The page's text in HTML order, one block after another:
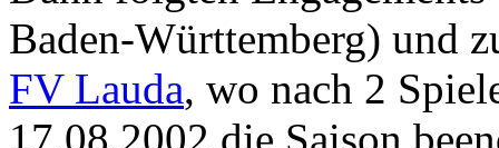
Baden-Württemberg) und
FV Lauda, wo nach 2
17.08.2002 die Saison